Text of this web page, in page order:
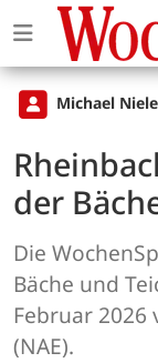
Michael
der
Die
Bäche und
Februar 2026
(NAE).